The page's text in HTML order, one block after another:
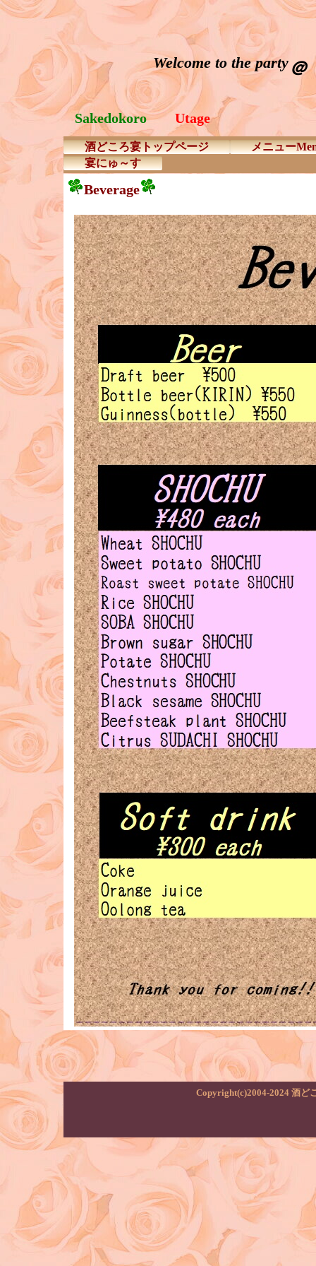
Welcome to the party ＠
Sakedokoro Utage
酒どころ宴トップページ
メニュー
宴にゅ～す
Beverage
Copyright(c)2004-2024 酒ど